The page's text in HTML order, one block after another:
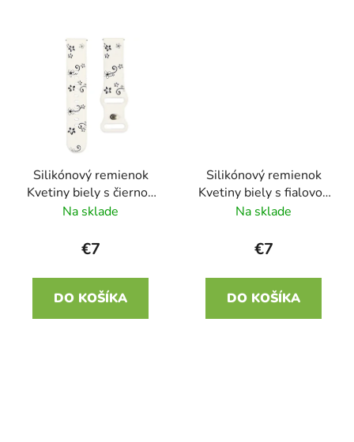
Silikónový remienok
Kvetiny biely s čiernou
22mm
Na sklade
€7
DO KOŠÍKA
Silikónový remienok
Kvetiny biely s fialovou
22mm
Na sklade
€7
DO KOŠÍKA